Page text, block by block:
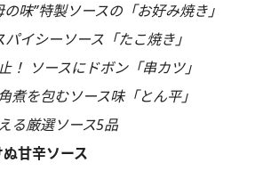
味”特製ソースの「お好み焼き」
イシーソース「たこ焼き」
！ ソースにドボン「串カツ」
煮を包むソース味「とん平」
る厳選ソース5品
甘辛ソース